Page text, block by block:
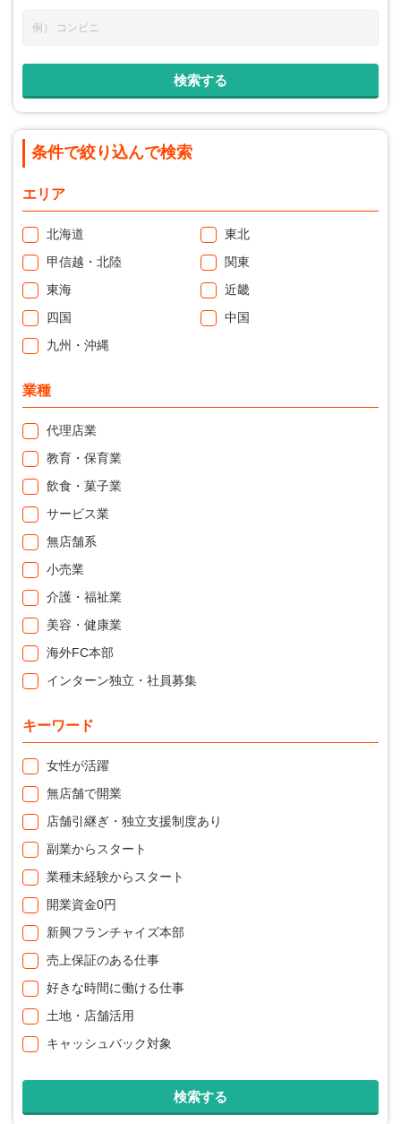
副業・サイドビジネス
週間ランキング
条件で絞り込んで検索
エリア
北海道
東北
甲信越・北陸
関東
東海
近畿
四国
中国
九州・沖縄
業種
代理店業
教育・保育業
飲食・菓子業
サービス業
無店舗系
小売業
介護・福祉業
美容・健康業
海外FC本部
インターン独立・社員募集
キーワード
女性が活躍
無店舗で開業
店舗引継ぎ・独立支援制度あり
副業からスタート
業種未経験からスタート
開業資金0円
新興フランチャイズ本部
売上保証のある仕事
好きな時間に働ける仕事
土地・店舗活用
キャッシュバック対象